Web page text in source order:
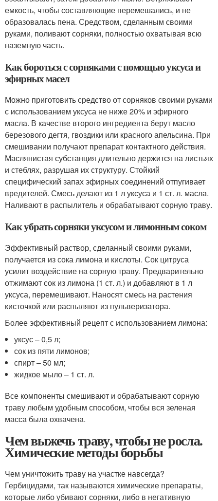
емкость, чтобы составляющие перемешались, и не
образовалась пена. Средством, сделанным своими
руками, поливают сорняки, полностью охватывая всю
наземную часть.
Как бороться с сорняками с помощью уксуса и
эфирных масел
Можно приготовить средство от сорняков своими руками
с использованием уксуса не ниже 20% и эфирного
масла. В качестве второго ингредиента берут масло
березового дегтя, гвоздики или красного апельсина. При
смешивании получают препарат контактного действия.
Маслянистая субстанция длительно держится на листьях
и стеблях, разрушая их структуру. Стойкий
специфический запах эфирных соединений отпугивает
вредителей. Смесь делают из 1 л уксуса и 1 ст. л. масла.
Наливают в распылитель и обрабатывают сорную траву.
Как убрать сорняки уксусом и лимонным соком
Эффективный раствор, сделанный своими руками,
получается из сока лимона и кислоты. Сок цитруса
усилит воздействие на сорную траву. Предварительно
отжимают сок из лимона (1 ст. л.) и добавляют в 1 л
уксуса, перемешивают. Наносят смесь на растения
кисточкой или распыляют из пульверизатора.
Более эффективный рецепт с использованием лимона:
уксус – 0,5 л;
сок из пяти лимонов;
спирт – 50 мл;
жидкое мыло – 1 ст. л.
Все компоненты смешивают и обрабатывают сорную
траву любым удобным способом, чтобы вся зеленая
масса была охвачена.
Чем выжечь траву, чтобы не росла.
Химические методы борьбы
Чем уничтожить траву на участке навсегда?
Гербицидами, так называются химические препараты,
которые либо убивают сорняки, либо в негативную